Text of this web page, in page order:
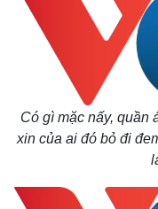
Có gì mặc nấy, quần
xin của ai đó bỏ đi